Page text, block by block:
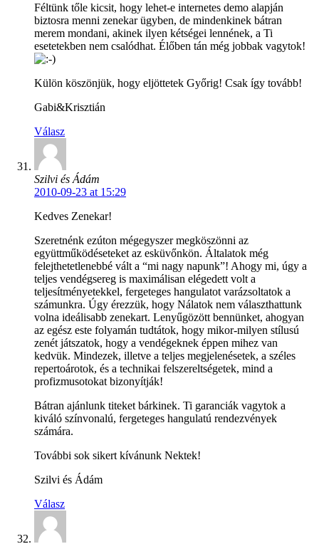
Féltünk tőle kicsit, hogy lehet-e internetes demo alapján
biztosra menni zenekar ügyben, de mindenkinek bátran
merem mondani, akinek ilyen kétségei lennének, a Ti
esetetekben nem csalódhat. Élőben tán még jobbak vagytok!
Külön köszönjük, hogy eljöttetek Győrig! Csak így tovább!
Gabi&Krisztián
Válasz
Szilvi és Ádám
2010-09-23 at 15:29
Kedves Zenekar!
Szeretnénk ezúton mégegyszer megköszönni az
együttműködéseteket az esküvőnkön. Általatok még
felejthetetlenebbé vált a “mi nagy napunk”! Ahogy mi, úgy a
teljes vendégsereg is maximálisan elégedett volt a
teljesítményetekkel, fergeteges hangulatot varázsoltatok a
számunkra. Úgy érezzük, hogy Nálatok nem választhattunk
volna ideálisabb zenekart. Lenyűgözött bennünket, ahogyan
az egész este folyamán tudtátok, hogy mikor-milyen stílusú
zenét játszatok, hogy a vendégeknek éppen mihez van
kedvük. Mindezek, illetve a teljes megjelenésetek, a széles
repertoárotok, és a technikai felszereltségetek, mind a
profizmusotokat bizonyítják!
Bátran ajánlunk titeket bárkinek. Ti garanciák vagytok a
kiváló színvonalú, fergeteges hangulatú rendezvények
számára.
További sok sikert kívánunk Nektek!
Szilvi és Ádám
Válasz